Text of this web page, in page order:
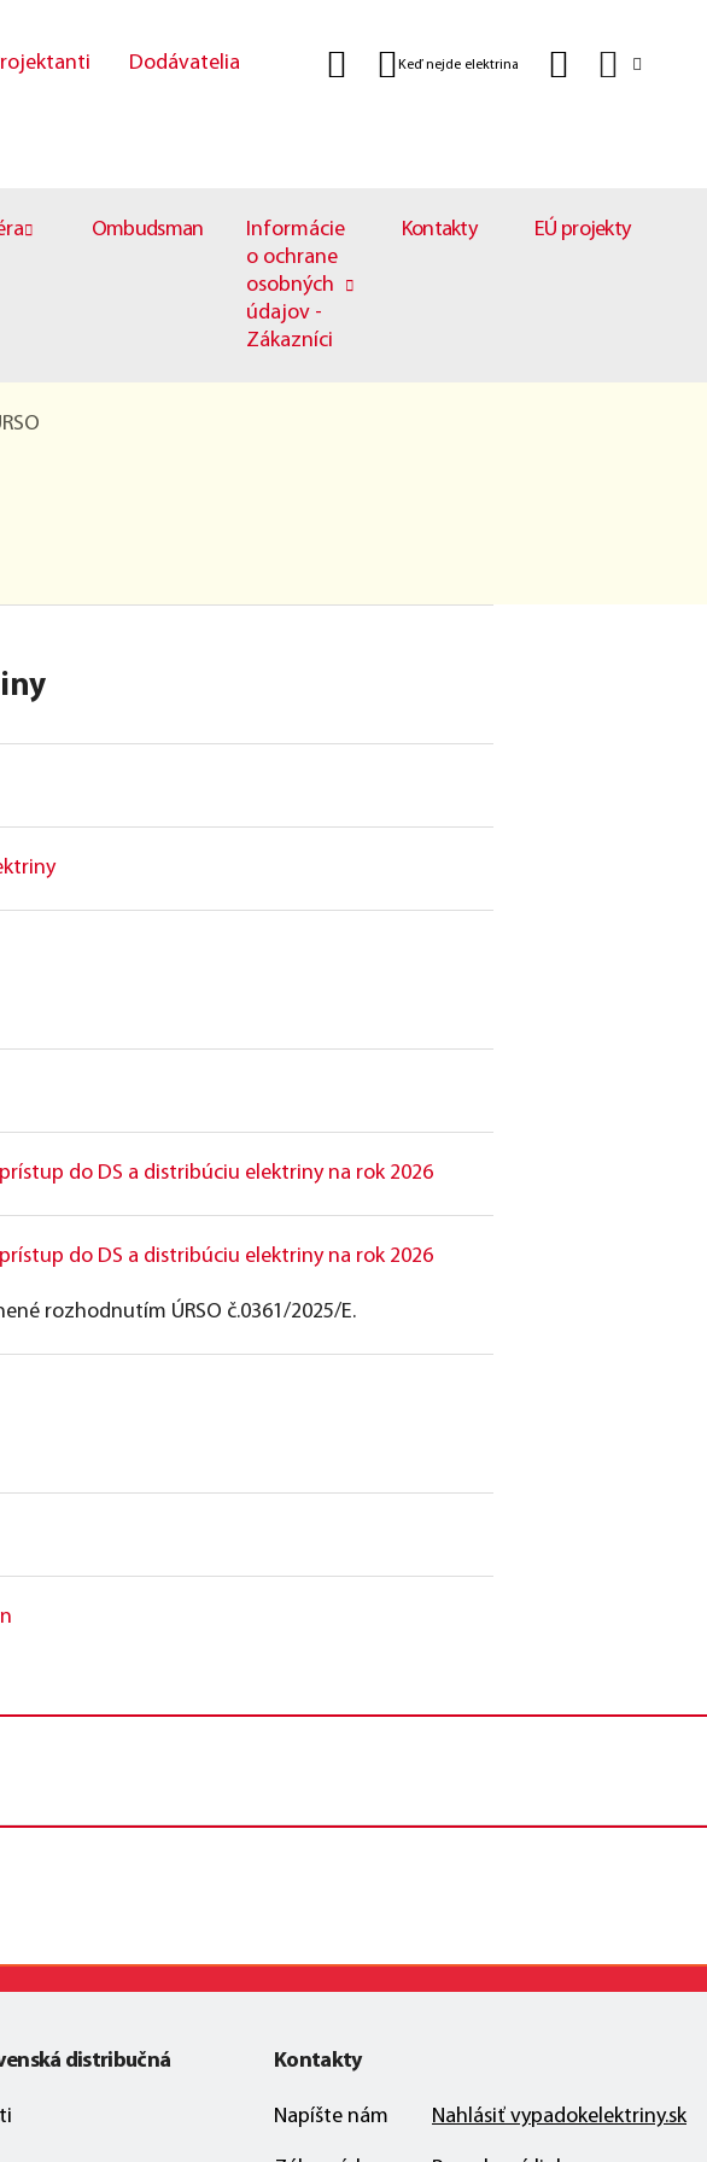
Dodávatelia Keď nejde elektrina
Ombudsman
Informácie
o ochrane
osobných
údajov -
Zákazníci
Kontakty EÚ projekty
do DS a distribúciu elektriny na rok 2026
do DS a distribúciu elektriny na rok 2026
rozhodnutím ÚRSO č.0361/2025/E.
distribučná Kontakty
Napíšte nám Nahlásiť vypadokelektriny.sk